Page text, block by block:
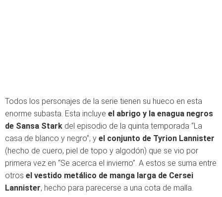
Todos los personajes de la serie tienen su hueco en esta
enorme subasta. Esta incluye el abrigo y la enagua negros
de Sansa Stark del episodio de la quinta temporada “La
casa de blanco y negro”; y el conjunto de Tyrion Lannister
(hecho de cuero, piel de topo y algodón) que se vio por
primera vez en “Se acerca el invierno”. A estos se suma entre
otros el vestido metálico de manga larga de Cersei
Lannister, hecho para parecerse a una cota de malla.